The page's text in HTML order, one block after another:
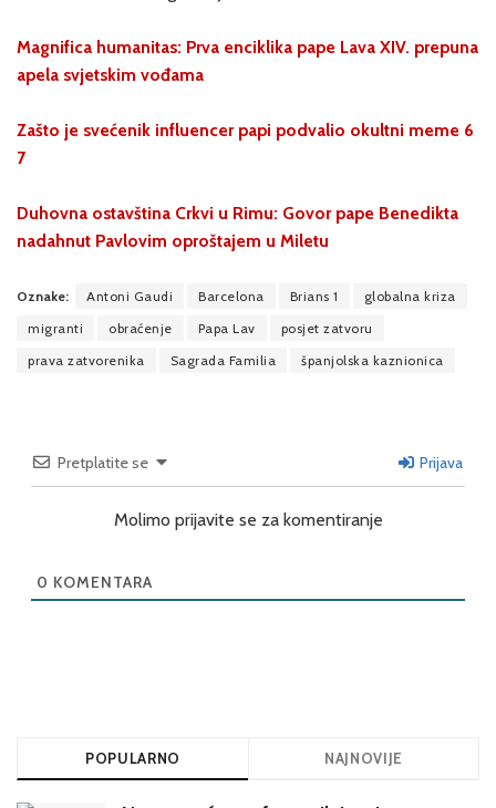
Magnifica humanitas: Prva enciklika pape Lava XIV. prepuna
apela svjetskim vođama
Zašto je svećenik influencer papi podvalio okultni meme 6
7
Duhovna ostavština Crkvi u Rimu: Govor pape Benedikta
nadahnut Pavlovim oproštajem u Miletu
Oznake: Antoni Gaudi Barcelona Brians 1
globalna kriza
migranti
obraćenje Papa Lav
posjet zatvoru
prava zatvorenika
Sagrada Familia španjolska kaznionica
Pretplatite se Prijava
Molimo prijavite se za komentiranje
0 KOMENTARA
POPULARNO NAJNOVIJE